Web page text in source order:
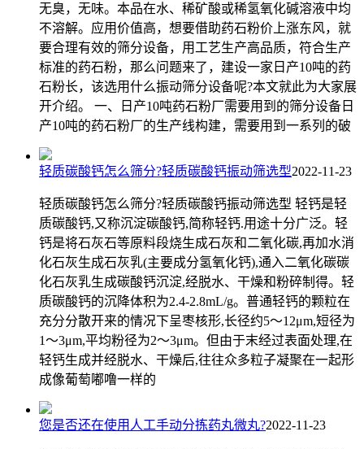
无臭，无味。本品在水、稀矿酸或稀氢氧化碱溶液中均
不溶解。应用价值高，想要借助药石粉价上涨东风，就
要合理有效的筛分设备，用工艺生产高品质，符合生产
标准的药石粉，那么问题来了，建设一家日产10吨的药
石粉长，该选用什么振动筛分设备呢?本文就此为大家展
开介绍。 一、日产10吨药石粉厂需要用到的筛分设备日
产10吨的药石粉厂的生产线构建，需要用到一系列的破
轻质碳酸钙怎么筛分?轻质碳酸钙振动筛选型2022-11-23
轻质碳酸钙怎么筛分?轻质碳酸钙振动筛选型 轻钙是轻
质碳酸钙,又称沉淀碳酸钙,简称轻钙.用途十分广泛。轻
钙是将石灰石等原料段烧生成石灰和二氧化碳,再加水消
化石灰生成石灰乳(主要成分氢氧化钙),通入二氧化碳碳
化石灰乳生成碳酸钙沉淀,经脱水、干燥和粉碎制得。轻
质碳酸钙的沉降体积为2.4-2.8mL/g。普通轻钙的颗粒在
充分分散开来的情况下呈枣核形,长径约5～12μm,短径为
1～3μm,平均粉径为2～3μm。但由于末经过表面处理,在
轻钙生成并经脱水、干燥后,往往众多粒子凝聚在一起形
成像葡萄嘟噜一样的
您是否还在使用人工手动分拣药丸微丸?2022-11-23